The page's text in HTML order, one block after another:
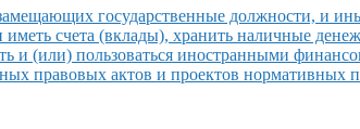
государственные должности, и
иметь счета (вклады), хранить наличные
и (или) пользоваться иностранными
правовых актов и проектов нормативных